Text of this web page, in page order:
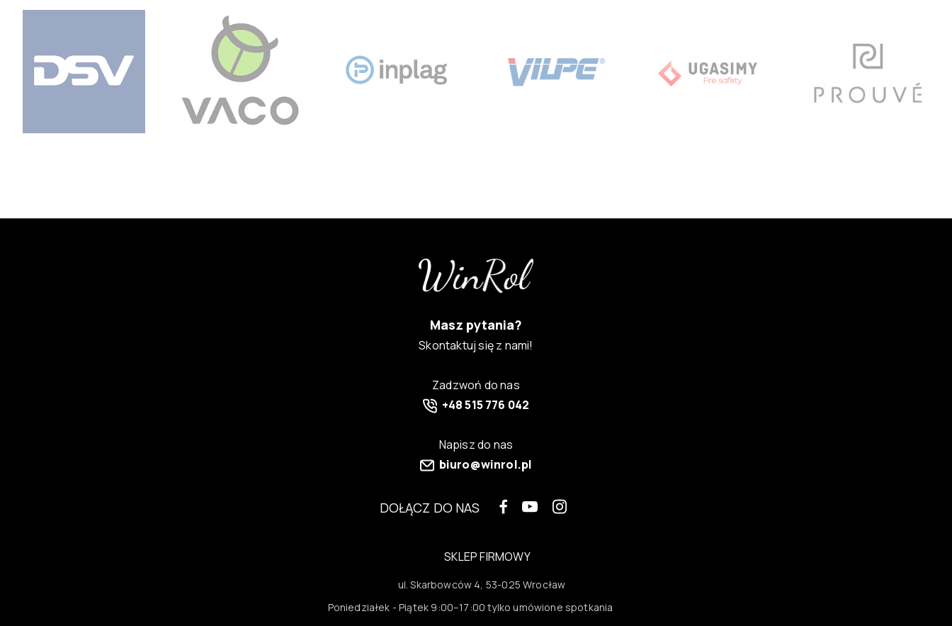
Masz pytania?
Skontaktuj się z nami!
Zadzwoń do nas
+48 515 776 042
Napisz do nas
biuro@winrol.pl
DOŁĄCZ DO NAS
SKLEP FIRMOWY
ul. Skarbowców 4, 53-025 Wrocław
Poniedziałek - Piątek 9:00–17:00 tylko umówione spotkania